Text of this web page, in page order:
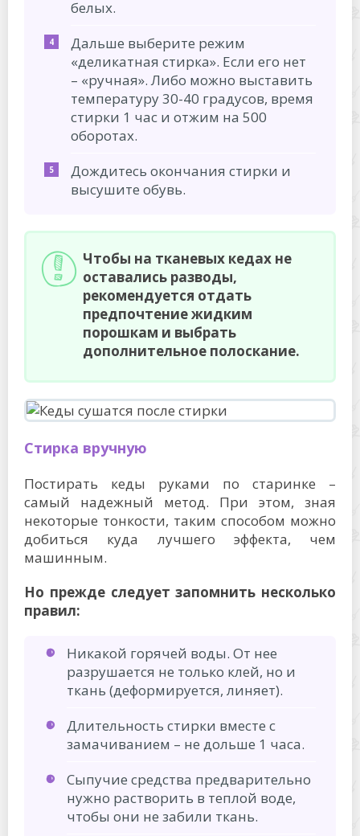
белых.
Дальше выберите режим
«деликатная стирка». Если его нет
– «ручная». Либо можно выставить
температуру 30-40 градусов, время
стирки 1 час и отжим на 500
оборотах.
Дождитесь окончания стирки и
высушите обувь.
Чтобы на тканевых кедах не
оставались разводы,
рекомендуется отдать
предпочтение жидким
порошкам и выбрать
дополнительное полоскание.
Стирка вручную
Постирать кеды руками по старинке –
самый надежный метод. При этом, зная
некоторые тонкости, таким способом можно
добиться куда лучшего эффекта, чем
машинным.
Но прежде следует запомнить несколько
правил:
Никакой горячей воды. От нее
разрушается не только клей, но и
ткань (деформируется, линяет).
Длительность стирки вместе с
замачиванием – не дольше 1 часа.
Сыпучие средства предварительно
нужно растворить в теплой воде,
чтобы они не забили ткань.